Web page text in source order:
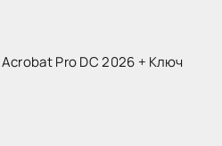
Pro DC 2026 + Ключ